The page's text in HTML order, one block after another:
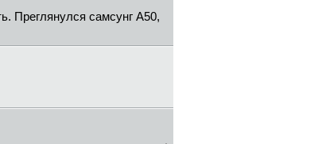
Преглянулся самсунг А50,